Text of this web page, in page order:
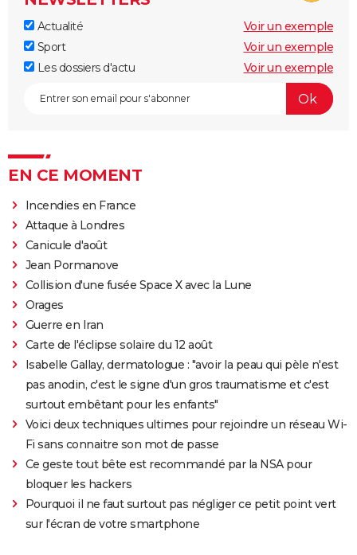
Actualité
Voir un exemple
Sport
Voir un exemple
Les dossiers d'actu
Voir un exemple
EN CE MOMENT
Incendies en France
Attaque à Londres
Canicule d'août
Jean Pormanove
Collision d'une fusée Space X avec la Lune
Orages
Guerre en Iran
Carte de l'éclipse solaire du 12 août
Isabelle Gallay, dermatologue : "avoir la peau qui pèle n'est
pas anodin, c'est le signe d'un gros traumatisme et c'est
surtout embêtant pour les enfants"
Voici deux techniques ultimes pour rejoindre un réseau Wi-
Fi sans connaitre son mot de passe
Ce geste tout bête est recommandé par la NSA pour
bloquer les hackers
Pourquoi il ne faut surtout pas négliger ce petit point vert
sur l'écran de votre smartphone